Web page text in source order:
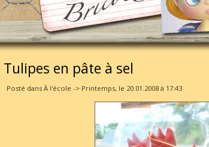
Tulipes en pâte à sel
Posté dans À l'école -> Printemps, le 20.01.2008 à 17:43